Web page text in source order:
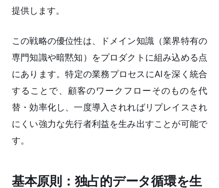
提供します。
この戦略の優位性は、ドメイン知識（業界特有の
専門知識や暗黙知）をプロダクトに組み込める点
にあります。特定の業務プロセスにAIを深く統合
することで、顧客のワークフローそのものを代
替・効率化し、一度導入されればリプレイスされ
にくい強力な先行者利益を生み出すことが可能で
す。
基本原則：独占的データ循環を生